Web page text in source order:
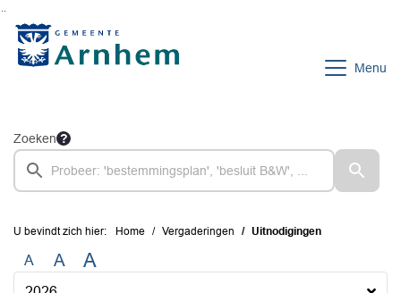
Menu
Zoeken
U bevindt zich hier: Home Vergaderingen Uitnodigingen
A A A